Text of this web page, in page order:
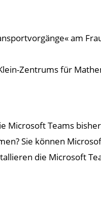
am
Zentrums für
Microsoft Teams
Sie können
die Microsoft